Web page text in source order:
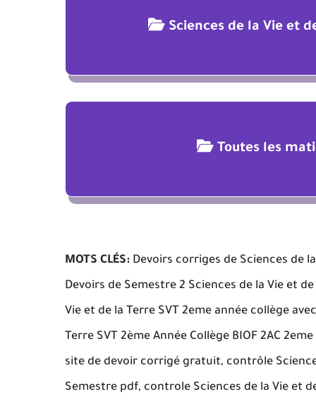
Sciences de la Vie et
Toutes les
MOTS CLÉS: Devoirs corriges de Sciences de
Devoirs de Semestre 2 Sciences de la Vie et
Vie et de la Terre SVT 2eme année collège
Terre SVT 2ème Année Collège BIOF 2AC
site de devoir corrigé gratuit, contrôle
Semestre pdf, controle Sciences de la Vie et